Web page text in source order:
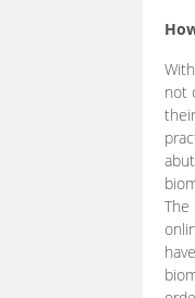
not
The